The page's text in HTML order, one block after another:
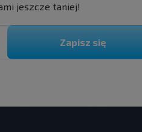
jeszcze taniej!
Zapisz się